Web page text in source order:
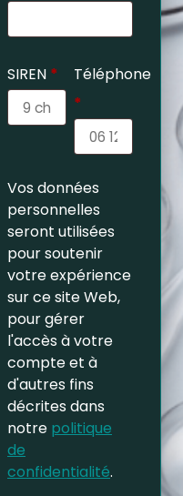
SIREN *
Téléphone
*
Vos données
personnelles
seront utilisées
pour soutenir
votre expérience
sur ce site Web,
pour gérer
l'accès à votre
compte et à
d'autres fins
décrites dans
notre politique
de
confidentialité.